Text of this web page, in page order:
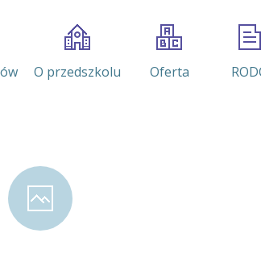
O przedszkolu Oferta